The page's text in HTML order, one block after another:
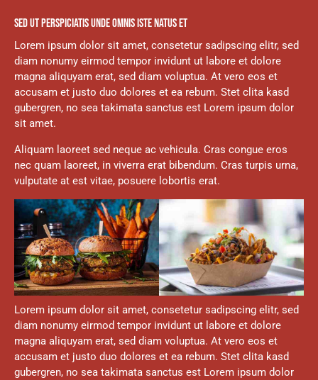
SED UT PERSPICIATIS UNDE OMNIS ISTE NATUS ET
Lorem ipsum dolor sit amet, consetetur sadipscing elitr, sed
diam nonumy eirmod tempor invidunt ut labore et dolore
magna aliquyam erat, sed diam voluptua. At vero eos et
accusam et justo duo dolores et ea rebum. Stet clita kasd
gubergren, no sea takimata sanctus est Lorem ipsum dolor
sit amet.
Aliquam laoreet sed neque ac vehicula. Cras congue eros
nec quam laoreet, in viverra erat bibendum. Cras turpis urna,
vulputate at est vitae, posuere lobortis erat.
Lorem ipsum dolor sit amet, consetetur sadipscing elitr, sed
diam nonumy eirmod tempor invidunt ut labore et dolore
magna aliquyam erat, sed diam voluptua. At vero eos et
accusam et justo duo dolores et ea rebum. Stet clita kasd
gubergren, no sea takimata sanctus est Lorem ipsum dolor